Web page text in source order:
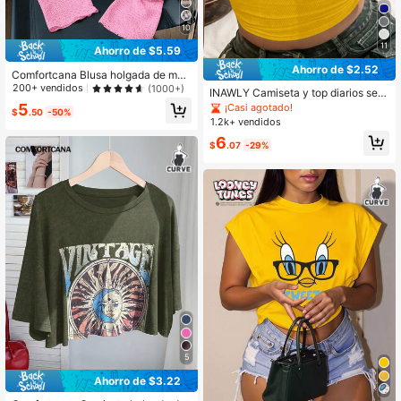
10
Ahorro de $5.59
Comfortcana Blusa holgada de man
ga larga y hombros caídos de tela tr
de
200+ vendidos (1000+)
$5.50 -50%
5
Ahorro de $3.22
11
Ahorro de $2.52
INAWLY Camiseta y top diarios sen
cillos para mujer de talla grande de
unicolor
¡Casi agotado!
1.2k+ vendidos
$6.07 -29%